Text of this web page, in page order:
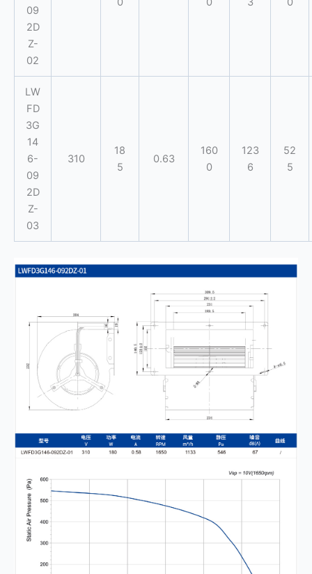
09
2D
Z-
02
LW
FD
3G
14
6-
09
2D
Z-
03
310
18
5
0.63
160
0
123
6
52
5